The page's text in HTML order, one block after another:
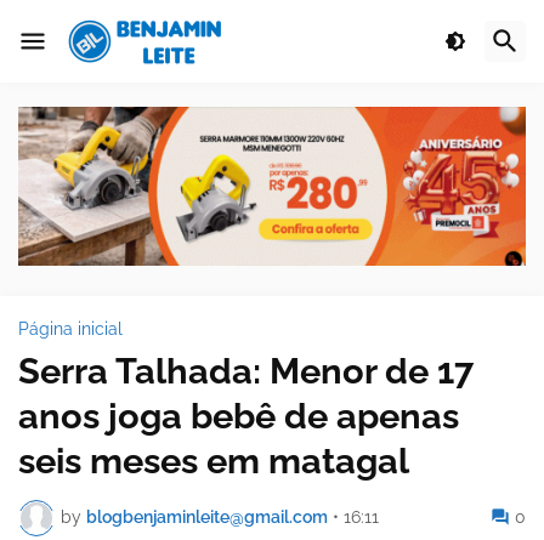
Página inicial
Serra Talhada: Menor de 17
anos joga bebê de apenas
seis meses em matagal
by blogbenjaminleite@gmail.com • 16:11 0